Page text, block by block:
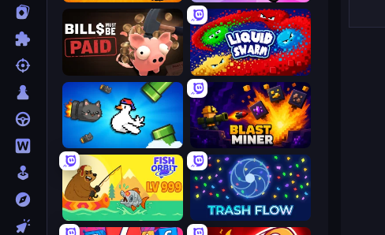
Liquid Swarm
Bills Must Be Paid
Blast Miner
Honk
Trash Flow
Fish Orbit